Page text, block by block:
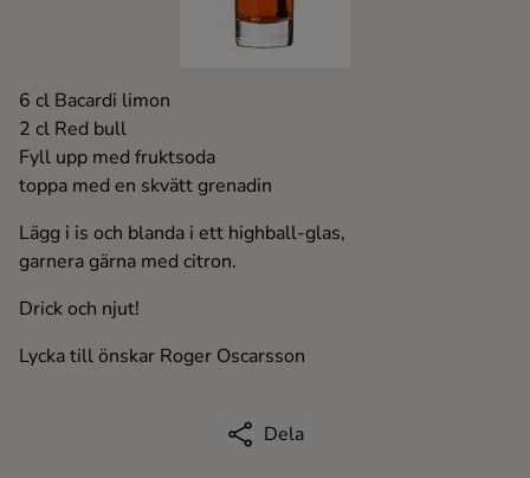
Konjak
Likör
Rom
Tequila
6 cl Bacardi limon
2 cl Red bull
Fyll upp med fruktsoda
toppa med en skvätt grenadin
Lägg i is och blanda i ett highball-glas,
garnera gärna med citron.
Drick och njut!
Lycka till önskar Roger Oscarsson
Dela